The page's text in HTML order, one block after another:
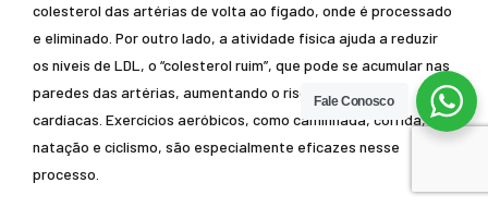
colesterol das artérias de volta ao fígado, onde é processado
e eliminado. Por outro lado, a atividade física ajuda a reduzir
os níveis de LDL, o “colesterol ruim”, que pode se acumular nas
paredes das artérias, aumentando o risco de doenças
cardíacas. Exercícios aeróbicos, como caminhada, corrida,
natação e ciclismo, são especialmente eficazes nesse
processo.
Fale Conosco